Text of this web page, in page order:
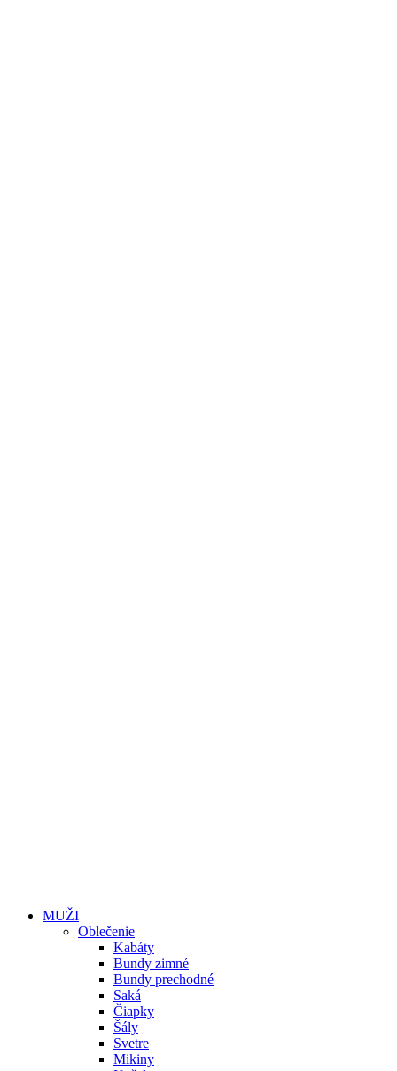
MUŽI
Oblečenie
Kabáty
Bundy zimné
Bundy prechodné
Saká
Čiapky
Šály
Svetre
Mikiny